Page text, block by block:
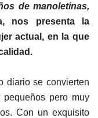
de manoletinas,
nos presenta la
actual, en la que
diario se convierten
pero muy
Con un exquisito